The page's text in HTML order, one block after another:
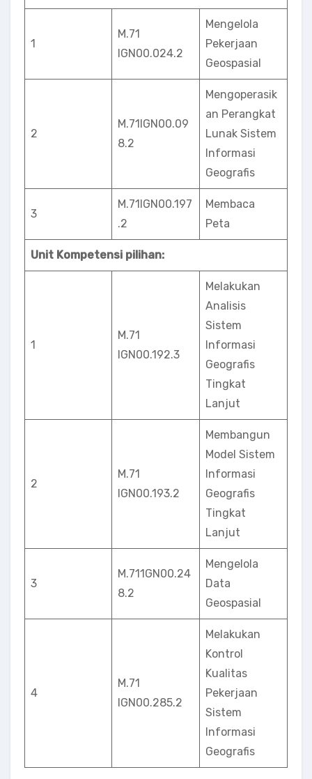
1
M.71
IGN00.024.2
Mengelola
Pekerjaan
Geospasial
2
M.71lGN00.09
8.2
Mengoperasik
an Perangkat
Lunak Sistem
Informasi
Geografis
3
M.71IGN00.197
.2
Membaca
Peta
Unit Kompetensi pilihan:
1
M.71
IGN00.192.3
Melakukan
Analisis
Sistem
Informasi
Geografis
Tingkat
Lanjut
2
M.71
lGN00.193.2
Membangun
Model Sistem
Informasi
Geografis
Tingkat
Lanjut
3
M.711GN00.24
8.2
Mengelola
Data
Geospasial
4
M.71
lGN00.285.2
Melakukan
Kontrol
Kualitas
Pekerjaan
Sistem
Informasi
Geografis